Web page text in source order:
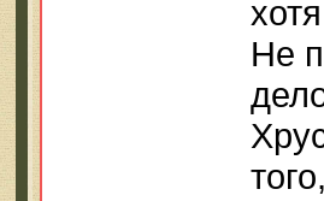
Не